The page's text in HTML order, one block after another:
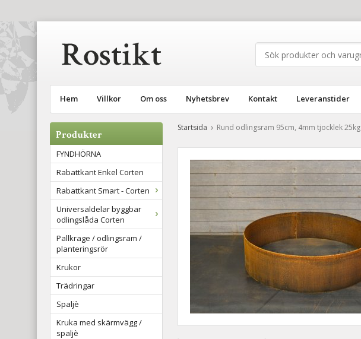
Hem Villkor Om oss Nyhetsbrev Kontakt Leveranstider
Produkter
FYNDHÖRNA
Rabattkant Enkel Corten
Rabattkant Smart - Corten
Universaldelar byggbar
odlingslåda Corten
Pallkrage / odlingsram /
planteringsrör
Krukor
Trädringar
Spaljè
Kruka med skärmvägg /
spaljè
Startsida Rund odlingsram 95cm, 4mm tjocklek 25kg